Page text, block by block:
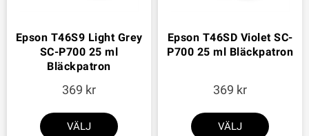
Epson T46S9 Light Grey
SC-P700 25 ml
Bläckpatron
369
VÄLJ
Epson T46SD Violet SC-
P700 25 ml Bläckpatron
369
VÄLJ